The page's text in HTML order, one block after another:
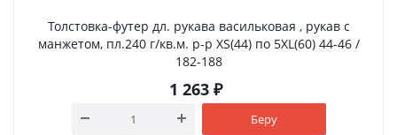
Толстовка-футер дл. рукава васильковая , рукав с
манжетом, пл.240 г/кв.м. р-р XS(44) по 5XL(60) 44-46 /
182-188
1 263₽
Беру